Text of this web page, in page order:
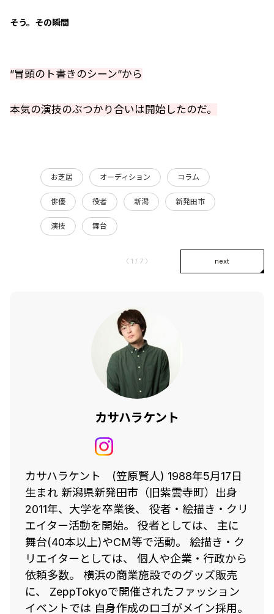
そう。その瞬間
”冒頭のト書きのシーン”から
本気の演技のぶつかり合いは開始したのだ。
お芝居 オーディション コラム
俳優 役者 新潟 新発田市
演技 舞台
〈 1 / 7 〉 next
カサハラケント
カサハラケント (笠原賢人) 1988年5月17日
生まれ 新潟県新発田市（旧紫雲寺町）出身
2011年、大学を卒業後、 役者・絵描き・クリ
エイター活動を開始。 役者としては、 主に
舞台(40本以上)やCM等で活動。 絵描き・ク
リエイターとしては、 個人や企業・行政から
依頼多数。 横浜の商業施設でのグッズ販売
に、 ZeppTokyoで開催されたファッション
イベントでは 自身作成のロゴがメイン採用。